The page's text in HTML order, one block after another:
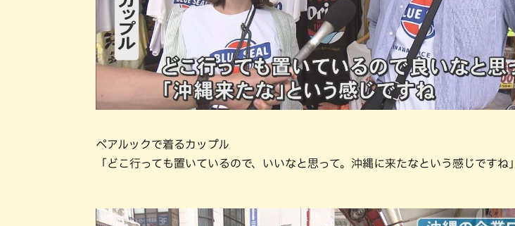
ペアルックで着るカップル
「どこ行っても置いているので、いいなと思って。沖縄に来たなという感じですね」